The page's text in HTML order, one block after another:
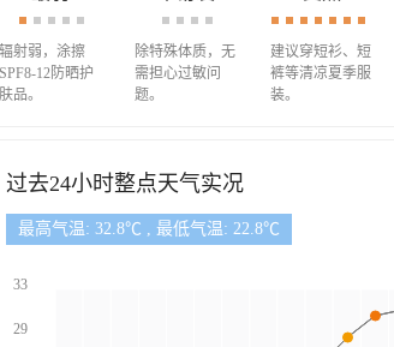
辐射弱，涂擦
SPF8-12防晒护
肤品。
除特殊体质，无
需担心过敏问
题。
建议穿短衫、短
裤等清凉夏季服
装。
过去24小时整点天气实况
最高气温: 32.8℃ , 最低气温: 22.8℃
33
29